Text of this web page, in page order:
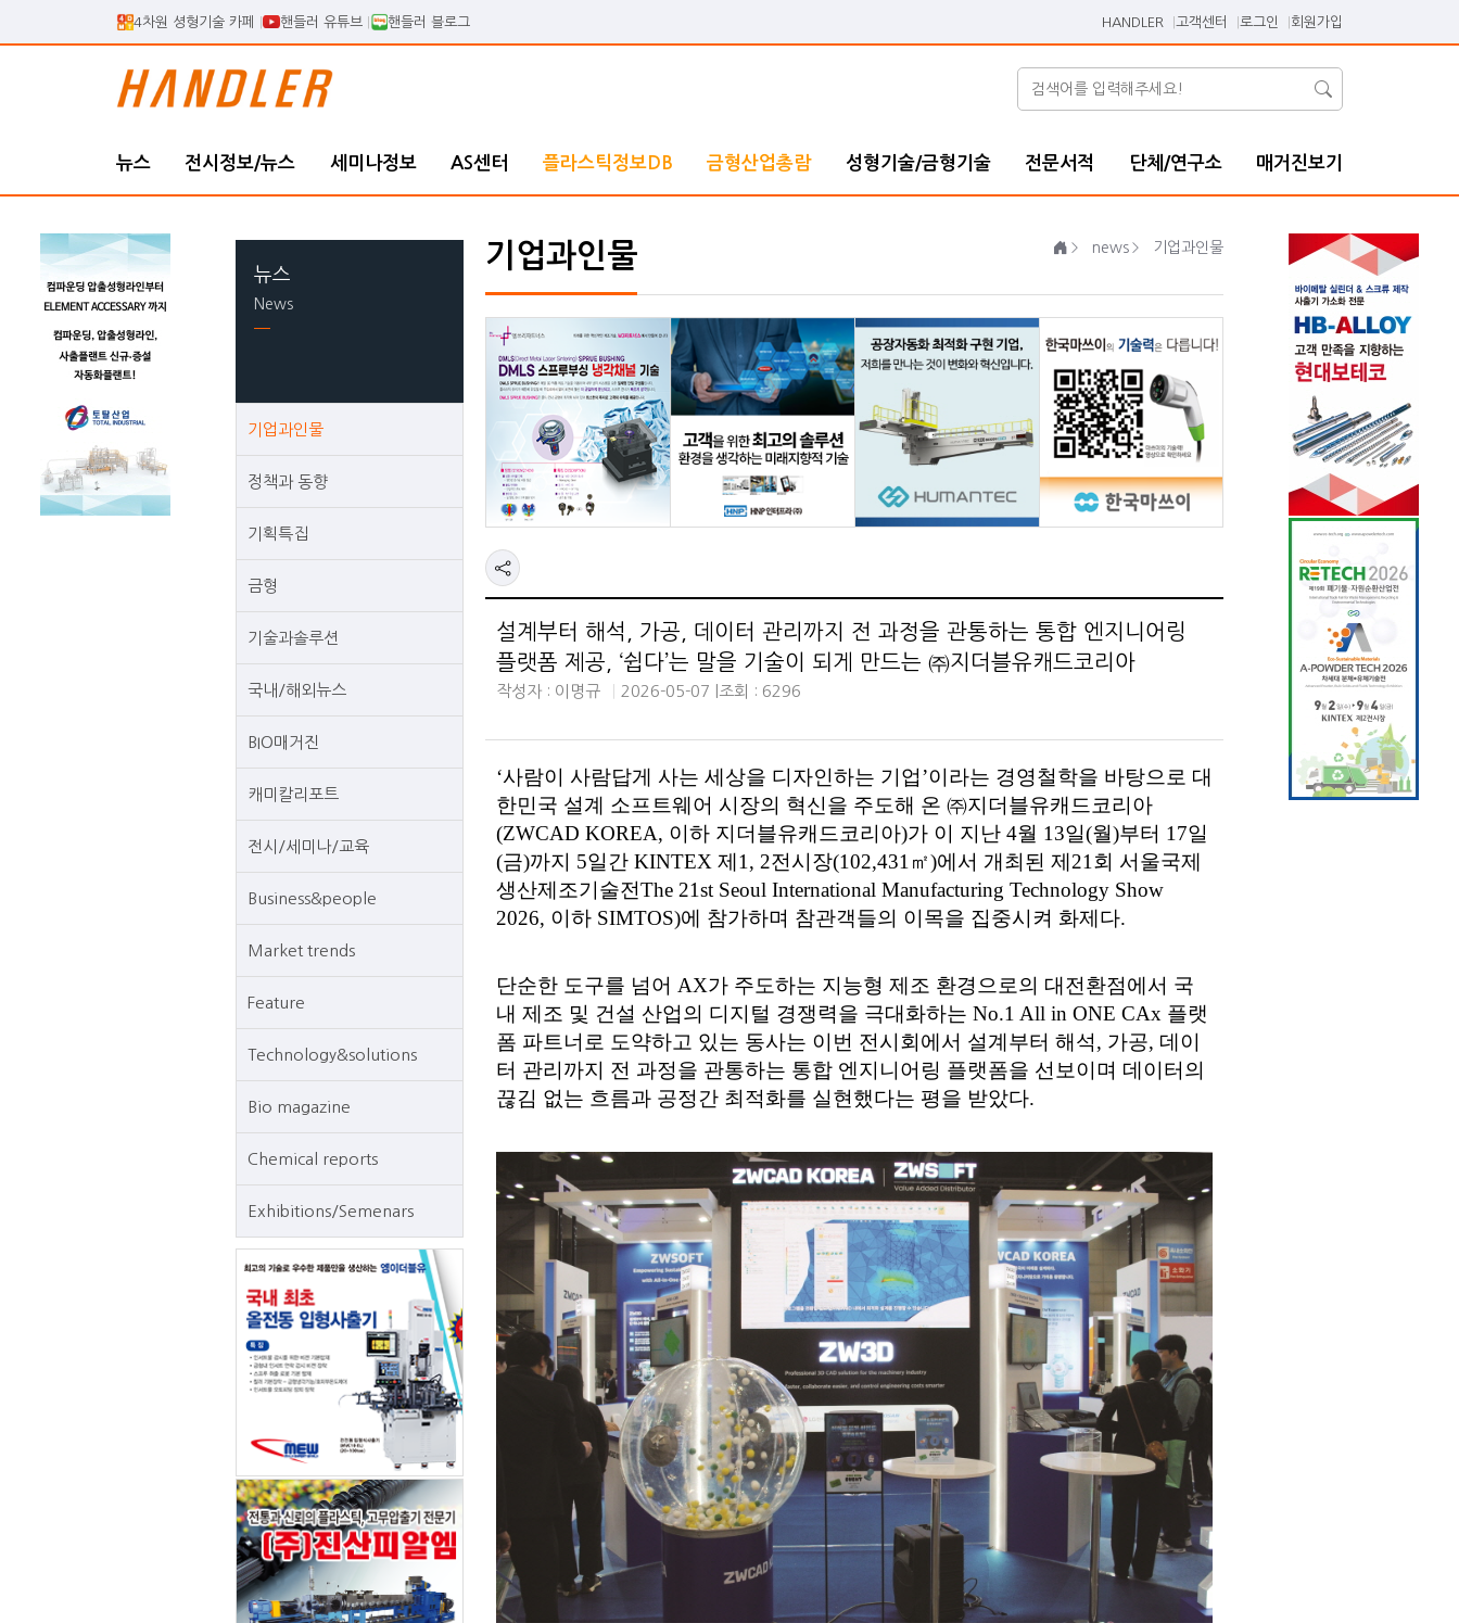
4차원 셩형기술 카페 핸들러 유튜브 핸들러 블로그 HANDLER 고객센터 로그인 회원가입
뉴스 전시정보/뉴스 세미나정보 AS센터 플라스틱정보DB 금형산업총람 성형기술/금형기술 전문서적 단체/연구소 매거진보기
뉴스
News
기업과인물
정책과 동향
기획특집
금형
기술과솔루션
국내/해외뉴스
BIO매거진
캐미칼리포트
전시/세미나/교육
Business&people
Market trends
Feature
Technology&solutions
Bio magazine
Chemical reports
Exhibitions/Semenars
기업과인물 news 기업과인물
설계부터 해석, 가공, 데이터 관리까지 전 과정을 관통하는 통합 엔지니어링
플랫폼 제공, ‘쉽다’는 말을 기술이 되게 만드는 ㈜지더블유캐드코리아
작성자 : 이명규 2026-05-07 | 조회 : 6296
‘사람이 사람답게 사는 세상을 디자인하는 기업’이라는 경영철학을 바탕으로 대
한민국 설계 소프트웨어 시장의 혁신을 주도해 온 ㈜지더블유캐드코리아
(ZWCAD KOREA, 이하 지더블유캐드코리아)가 이 지난 4월 13일(월)부터 17일
(금)까지 5일간 KINTEX 제1, 2전시장(102,431㎡)에서 개최된 제21회 서울국제
생산제조기술전The 21st Seoul International Manufacturing Technology Show
2026, 이하 SIMTOS)에 참가하며 참관객들의 이목을 집중시켜 화제다.
단순한 도구를 넘어 AX가 주도하는 지능형 제조 환경으로의 대전환점에서 국
내 제조 및 건설 산업의 디지털 경쟁력을 극대화하는 No.1 All in ONE CAx 플랫
폼 파트너로 도약하고 있는 동사는 이번 전시회에서 설계부터 해석, 가공, 데이
터 관리까지 전 과정을 관통하는 통합 엔지니어링 플랫폼을 선보이며 데이터의
끊김 없는 흐름과 공정간 최적화를 실현했다는 평을 받았다.